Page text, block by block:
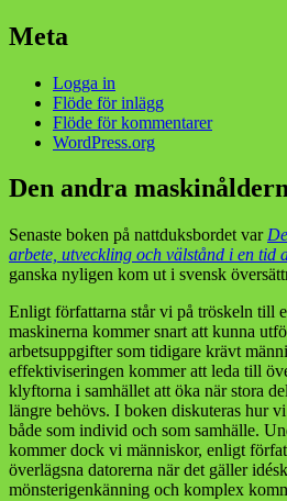
Meta
Logga in
Flöde för inlägg
Flöde för kommentarer
WordPress.org
Den andra
Senaste boken på nattduksbordet var
arbete, utveckling och välstånd i en tid
ganska nyligen kom ut i svensk
Enligt författarna står vi på tröskeln till
maskinerna kommer snart att kunna
arbetsuppgifter som tidigare krävt
effektiviseringen kommer att leda till
klyftorna i samhället att öka när stora
längre behövs. I boken diskuteras hur
både som individ och som samhälle.
kommer dock vi människor, enligt
överlägsna datorerna när det gäller
mönsterigenkänning och komplex